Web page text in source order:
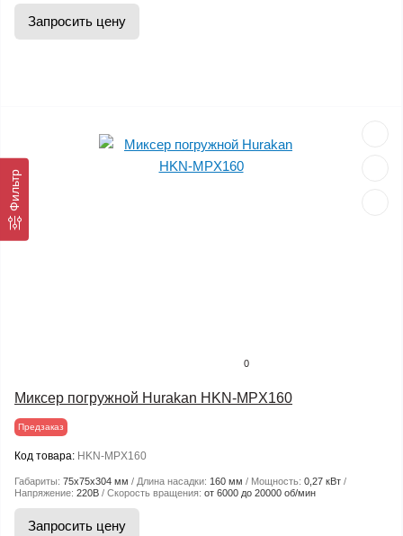
Фильтр
Запросить цену
0
Миксер погружной Hurakan HKN-MPX160
Предзаказ
Код товара: HKN-MPX160
Габариты: 75х75х304 мм Длина насадки: 160 мм Мощность: 0,27 кВт
Напряжение: 220В Скорость вращения: от 6000 до 20000 об/мин
Запросить цену